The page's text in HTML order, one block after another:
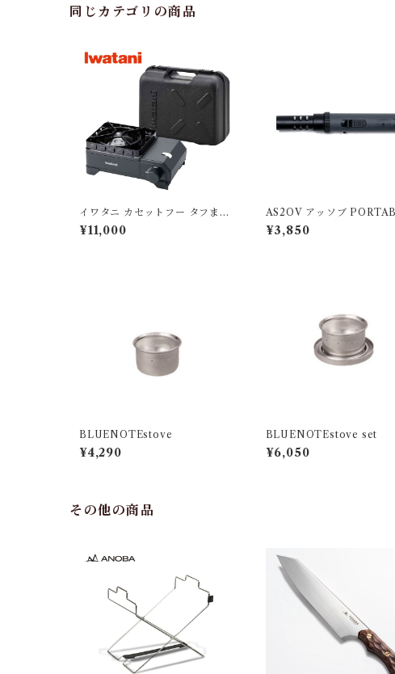
同じカテゴリの商品
イワタニ カセットフー タフまる
XG Jr.
¥11,000
AS2OV アッソブ
TICK BURNER BLACK/
Y ポータブルスティックバ
¥3,850
BLUENOTEstove
¥4,290
BLUENOTEstove set
¥6,050
その他の商品